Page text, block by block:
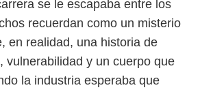
se le escapaba entre los
recuerdan como un misterio
en realidad, una historia de
vulnerabilidad y un cuerpo que
la industria esperaba que